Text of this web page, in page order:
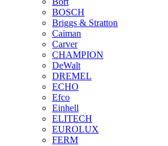
BOSCH
Briggs & Stratton
Caiman
Carver
CHAMPION
DeWalt
DREMEL
ECHO
Efco
Einhell
ELITECH
EUROLUX
FERM